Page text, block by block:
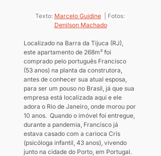
Texto: Marcelo Guidine | Fotos:
Denilson Machado
Localizado na Barra da Tijuca (RJ),
este apartamento de 268m² foi
comprado pelo português Francisco
(53 anos) na planta da construtora,
antes de conhecer sua atual esposa,
para ser um pouso no Brasil, já que sua
empresa está localizada aqui e ele
adora o Rio de Janeiro, onde morou por
10 anos.  Quando o imóvel foi entregue,
durante a pandemia, Francisco já
estava casado com a carioca Cris
(psicóloga infantil, 43 anos), vivendo
junto na cidade do Porto, em Portugal.